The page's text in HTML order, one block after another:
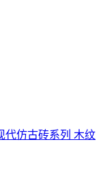
代仿古砖系列 木纹